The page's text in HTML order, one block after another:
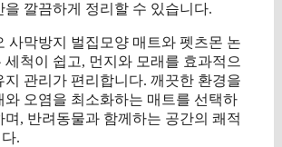
을 깔끔하게 정리할 수 있습니다.
사막방지 벌집모양 매트와 펫츠몬 논
세척이 쉽고, 먼지와 모래를 효과적으
지 관리가 편리합니다. 깨끗한 환경을
와 오염을 최소화하는 매트를 선택하
며, 반려동물과 함께하는 공간의 쾌적
.